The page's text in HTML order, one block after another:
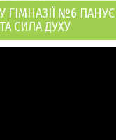
У ГІМНАЗІЇ №6
ТА СИЛА ДУХУ